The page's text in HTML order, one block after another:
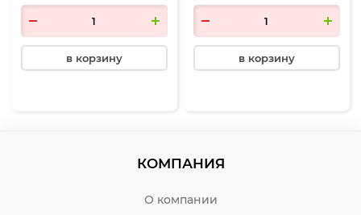
в корзину в корзину
КОМПАНИЯ
О компании